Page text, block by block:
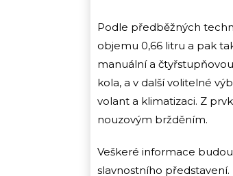
Podle předběžných
objemu 0,66 litru a pak
manuální a
kola, a v další volitelné
volant a klimatizaci. Z
nouzovým bržděním.
Veškeré informace
slavnostního představení.